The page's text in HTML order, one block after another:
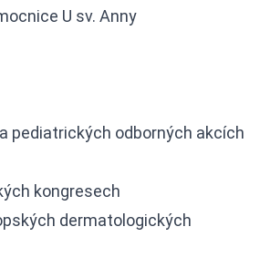
U sv. Anny
pediatrických odborných akcích
kongresech
dermatologických